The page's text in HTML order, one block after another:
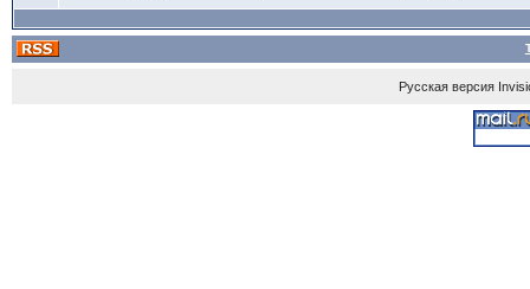
Русская версия